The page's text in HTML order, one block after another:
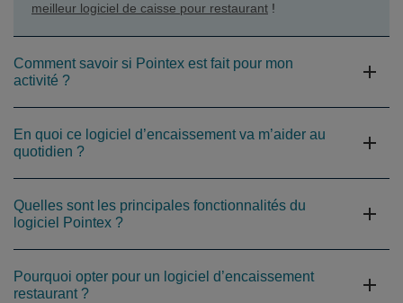
meilleur logiciel de caisse pour restaurant !
Comment savoir si Pointex est fait pour mon
activité ?
En quoi ce logiciel d’encaissement va m’aider au
quotidien ?
Quelles sont les principales fonctionnalités du
logiciel Pointex ?
Pourquoi opter pour un logiciel d’encaissement
restaurant ?